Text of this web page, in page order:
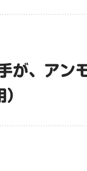
が、アン